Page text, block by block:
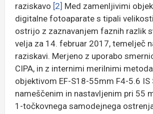
raziskavo [2] Med zamenljivimi
digitalne fotoaparate s tipali velikosti
ostrijo z zaznavanjem faznih razlik
velja za 14. februar 2017, temelječ
raziskavi. Merjeno z uporabo
CIPA, in z internimi merilnimi
objektivom EF-S18-55mm F4-5.6 IS
nameščenim in nastavljenim pri 55
1-točkovnega samodejnega